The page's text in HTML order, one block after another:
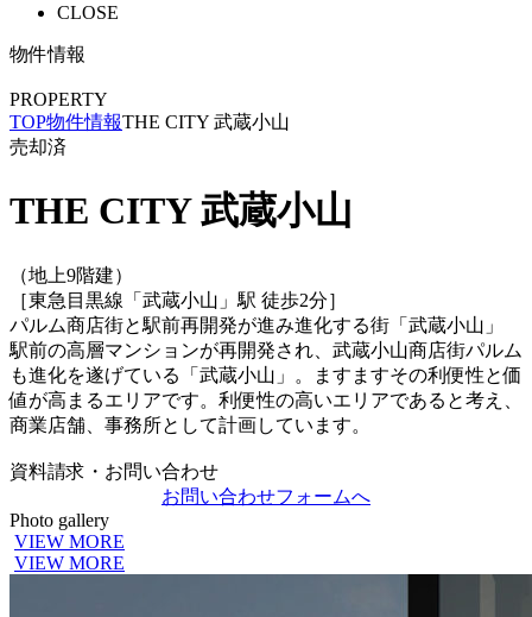
CLOSE
物件情報
PROPERTY
TOP物件情報THE CITY 武蔵小山
売却済
THE CITY 武蔵小山
（地上9階建）
［東急目黒線「武蔵小山」駅 徒歩2分］
パルム商店街と駅前再開発が進み進化する街「武蔵小山」
駅前の高層マンションが再開発され、武蔵小山商店街パルム
も進化を遂げている「武蔵小山」。ますますその利便性と価
値が高まるエリアです。利便性の高いエリアであると考え、
商業店舗、事務所として計画しています。
資料請求・お問い合わせ
お問い合わせフォームへ
Photo gallery
VIEW MORE
VIEW MORE